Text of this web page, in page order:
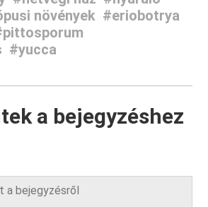
növények #eriobotrya
#yucca
a bejegyzéshez